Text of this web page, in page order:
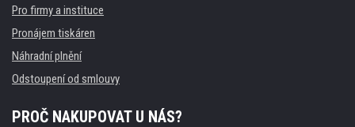
Pro firmy a instituce
Pronájem tiskáren
Náhradní plnění
Odstoupení od smlouvy
PROČ NAKUPOVAT U NÁS?